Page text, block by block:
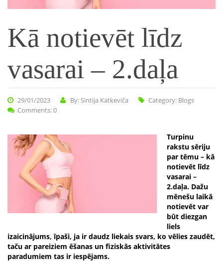
Kā notievēt līdz
vasarai – 2.daļa
29/01/2023 By: Sintija Katkeviča Category: Blogs
Comments: 0
Turpinu
rakstu sēriju
par tēmu – kā
notievēt līdz
vasarai –
2.daļa. Dažu
mēnešu laikā
notievēt var
būt diezgan
liels
izaicinājums, īpaši, ja ir daudz liekais svars, ko vēlies zaudēt,
taču ar pareiziem ēšanas un fiziskās aktivitātes
paradumiem tas ir iespējams.